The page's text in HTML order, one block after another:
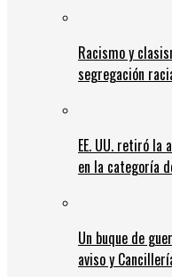
Racismo y
segregación
EE. UU. retiró la
en la categoría
Un buque de
aviso y